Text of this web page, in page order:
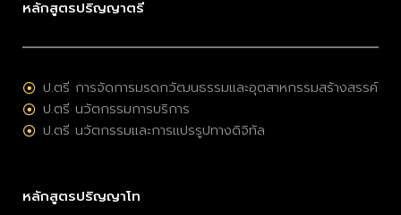
หลักสูตรปริญญาตรี
ป.ตรี การจัดการมรดกวัฒนธรรมและอุตสาหกรรมสร้างสรรค์
ป.ตรี นวัตกรรมการบริการ
ป.ตรี นวัตกรรมและการแปรรูปทางดิจิทัล
หลักสูตรปริญญาโท